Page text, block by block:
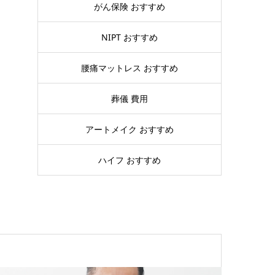
がん保険 おすすめ
NIPT おすすめ
腰痛マットレス おすすめ
葬儀 費用
アートメイク おすすめ
ハイフ おすすめ